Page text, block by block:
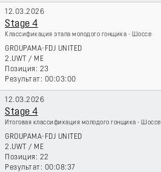
12.03.2026
Stage 4
Классификация этапа молодого гонщика - Шоссе
GROUPAMA-FDJ UNITED
2.UWT / ME
23
00:03:00
12.03.2026
Stage 4
Итоговая классификация молодого гонщика - Шоссе
GROUPAMA-FDJ UNITED
2.UWT / ME
22
00:08:37